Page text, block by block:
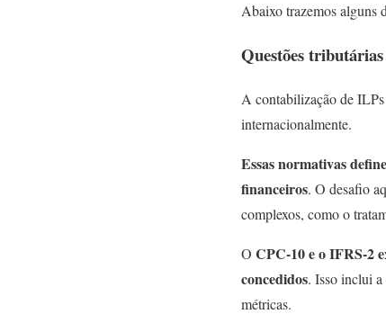
Abaixo trazemos alguns
Questões
A contabilização de
internacionalmente.
Essas normativas
financeiros. O desafio
complexos, como o
O CPC-10 e o IFRS-2
concedidos. Isso inclui a
métricas.